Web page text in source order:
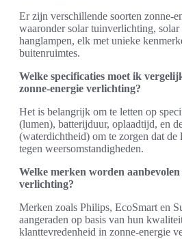
Er zijn verschillende soorten zonne-
waaronder solar tuinverlichting,
hanglampen, elk met unieke
buitenruimtes.
Welke specificaties moet ik
zonne-energie verlichting?
Het is belangrijk om te letten op
(lumen), batterijduur, oplaadtijd, en
(waterdichtheid) om te zorgen dat de
tegen weersomstandigheden.
Welke merken worden
verlichting?
Merken zoals Philips, EcoSmart en
aangeraden op basis van hun
klanttevredenheid in zonne-energie